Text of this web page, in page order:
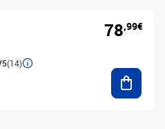
5(14)
78,99€